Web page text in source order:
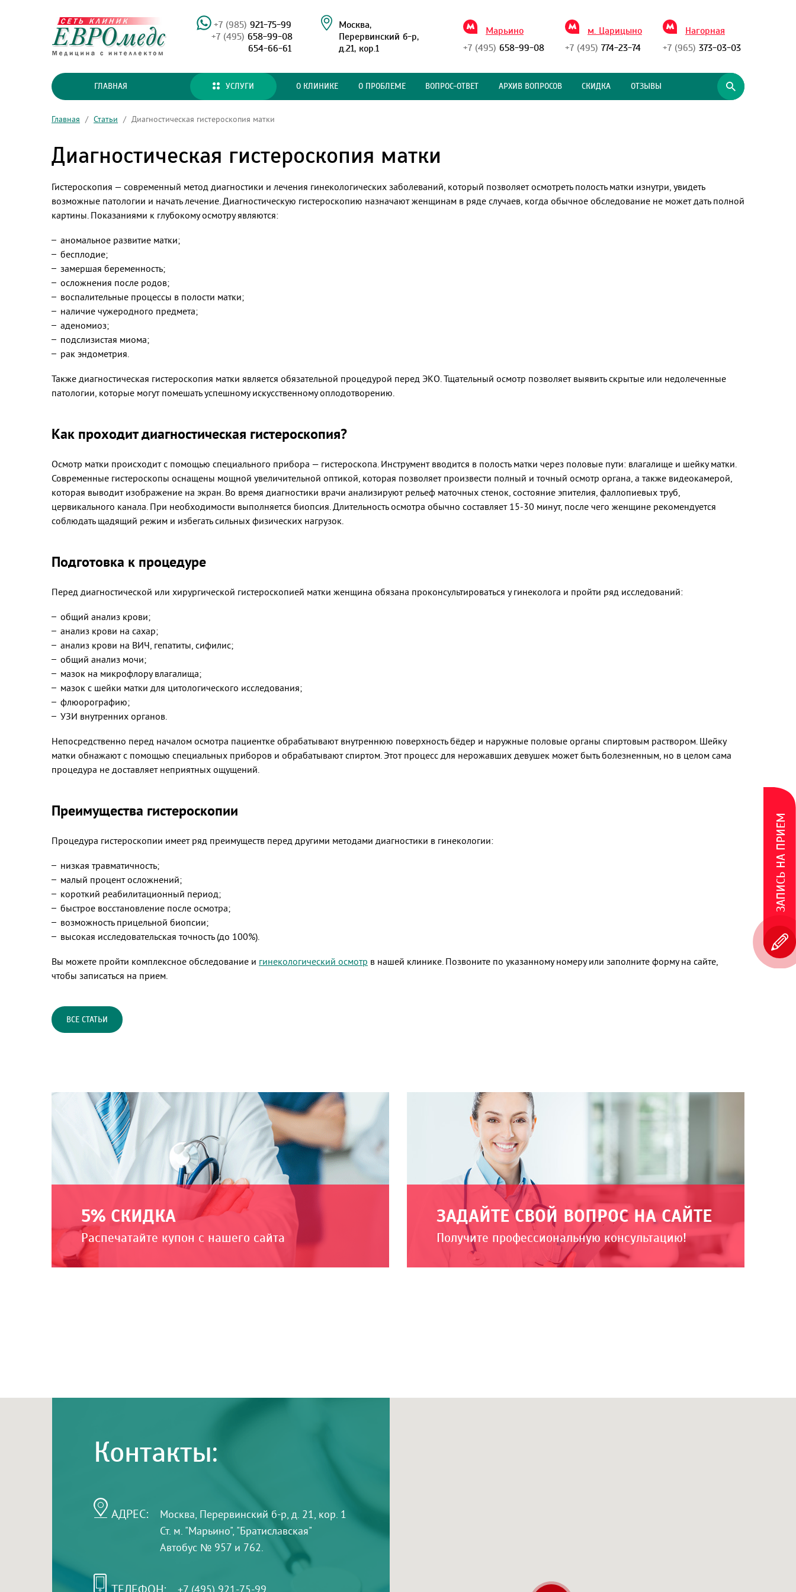
+7 (985) 921-75-99
+7 (495) 658-99-08
654-66-61
Москва,
Перервинский б-р,
д.21, кор.1
Марьино
+7 (495) 658-99-08
м. Царицыно
+7 (495) 774-23-74
Нагорная
+7 (965) 373-03-03
ГЛАВНАЯ УСЛУГИ О КЛИНИКЕ О ПРОБЛЕМЕ ВОПРОС-ОТВЕТ АРХИВ ВОПРОСОВ СКИДКА ОТЗЫВЫ
Главная / Статьи / Диагностическая гистероскопия матки
Диагностическая гистероскопия матки
Гистероскопия — современный метод диагностики и лечения гинекологических заболеваний, который позволяет осмотреть полость матки изнутри, увидеть
возможные патологии и начать лечение. Диагностическую гистероскопию назначают женщинам в ряде случаев, когда обычное обследование не может дать полной
картины. Показаниями к глубокому осмотру являются:
аномальное развитие матки;
бесплодие;
замершая беременность;
осложнения после родов;
воспалительные процессы в полости матки;
наличие чужеродного предмета;
аденомиоз;
подслизистая миома;
рак эндометрия.
Также диагностическая гистероскопия матки является обязательной процедурой перед ЭКО. Тщательный осмотр позволяет выявить скрытые или недолеченные
патологии, которые могут помешать успешному искусственному оплодотворению.
Как проходит диагностическая гистероскопия?
Осмотр матки происходит с помощью специального прибора — гистероскопа. Инструмент вводится в полость матки через половые пути: влагалище и шейку матки.
Современные гистероскопы оснащены мощной увеличительной оптикой, которая позволяет произвести полный и точный осмотр органа, а также видеокамерой,
которая выводит изображение на экран. Во время диагностики врачи анализируют рельеф маточных стенок, состояние эпителия, фаллопиевых труб,
цервикального канала. При необходимости выполняется биопсия. Длительность осмотра обычно составляет 15-30 минут, после чего женщине рекомендуется
соблюдать щадящий режим и избегать сильных физических нагрузок.
Подготовка к процедуре
Перед диагностической или хирургической гистероскопией матки женщина обязана проконсультироваться у гинеколога и пройти ряд исследований:
общий анализ крови;
анализ крови на сахар;
анализ крови на ВИЧ, гепатиты, сифилис;
общий анализ мочи;
мазок на микрофлору влагалища;
мазок с шейки матки для цитологического исследования;
флюорографию;
УЗИ внутренних органов.
Непосредственно перед началом осмотра пациентке обрабатывают внутреннюю поверхность бёдер и наружные половые органы спиртовым раствором. Шейку
матки обнажают с помощью специальных приборов и обрабатывают спиртом. Этот процесс для нерожавших девушек может быть болезненным, но в целом сама
процедура не доставляет неприятных ощущений.
Преимущества гистероскопии
Процедура гистероскопии имеет ряд преимуществ перед другими методами диагностики в гинекологии:
низкая травматичность;
малый процент осложнений;
короткий реабилитационный период;
быстрое восстановление после осмотра;
возможность прицельной биопсии;
высокая исследовательская точность (до 100%).
Вы можете пройти комплексное обследование и гинекологический осмотр в нашей клинике. Позвоните по указанному номеру или заполните форму на сайте,
чтобы записаться на прием.
ВСЕ СТАТЬИ
5% СКИДКА
Распечатайте купон с нашего сайта
ЗАДАЙТЕ СВОЙ ВОПРОС НА САЙТЕ
Получите профессиональную консультацию!
Контакты:
АДРЕС:
Москва, Перервинский б-р, д. 21, кор. 1
Ст. м. "Марьино", "Братиславская"
Автобус № 957 и 762.
ТЕЛЕФОН:
ЗАПИСЬ НА ПРИЕМ